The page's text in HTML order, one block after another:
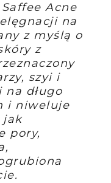
Acne
na
z myślą o
z
szyi i
długo
i niweluje
jak
pory,